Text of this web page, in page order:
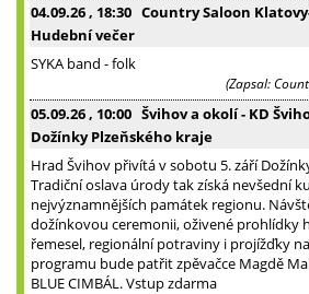
04.09.26 , 18:30 Country Saloon
Hudební večer
SYKA band - folk
(Zapsal:
05.09.26 , 10:00 Švihov a okolí - KD
Dožínky Plzeňského kraje
Hrad Švihov přivítá v sobotu 5. září
Tradiční oslava úrody tak získá nevšední
nejvýznamnějších památek regionu.
dožínkovou ceremonii, oživené prohlídky
řemesel, regionální potraviny i projížďky
programu bude patřit zpěvačce Magdě
BLUE CIMBÁL. Vstup zdarma